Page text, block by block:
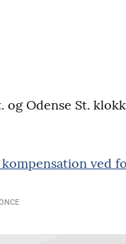
Odense St.
ved